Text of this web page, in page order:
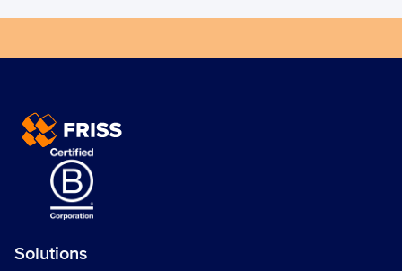
Lancez dès aujourd'hui votre
processus Trust Automation de
Solutions